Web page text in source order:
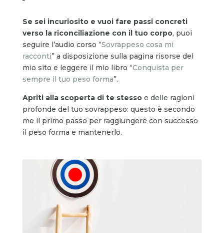
Se sei incuriosito e vuoi fare passi concreti
verso la riconciliazione con il tuo corpo, puoi
seguire l’audio corso “Sovrappeso cosa mi
racconti” a disposizione sulla pagina risorse del
mio sito e leggere il mio libro “Conquista per
sempre il tuo peso forma”.
Apriti alla scoperta di te stessoe delle ragioni
profonde del tuo sovrappeso: questo è secondo
me il primo passo per raggiungere con successo
il peso forma e mantenerlo.